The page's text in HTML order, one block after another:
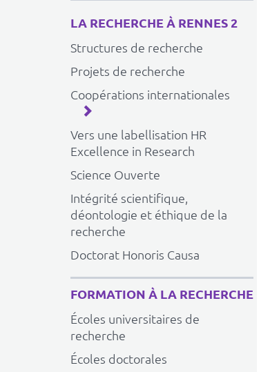
LA RECHERCHE À RENNES 2
Structures de recherche
Projets de recherche
Coopérations internationales
Vers une labellisation HR
Excellence in Research
Science Ouverte
Intégrité scientifique,
déontologie et éthique de la
recherche
Doctorat Honoris Causa
FORMATION À LA RECHERCHE
Écoles universitaires de
recherche
Écoles doctorales